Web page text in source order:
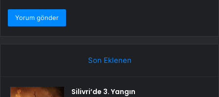
Son Eklenen
Silivri’de 3. Yangın